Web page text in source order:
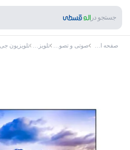
جستجو در
صفحه اصلی صوتی و تصویری تلویزیون